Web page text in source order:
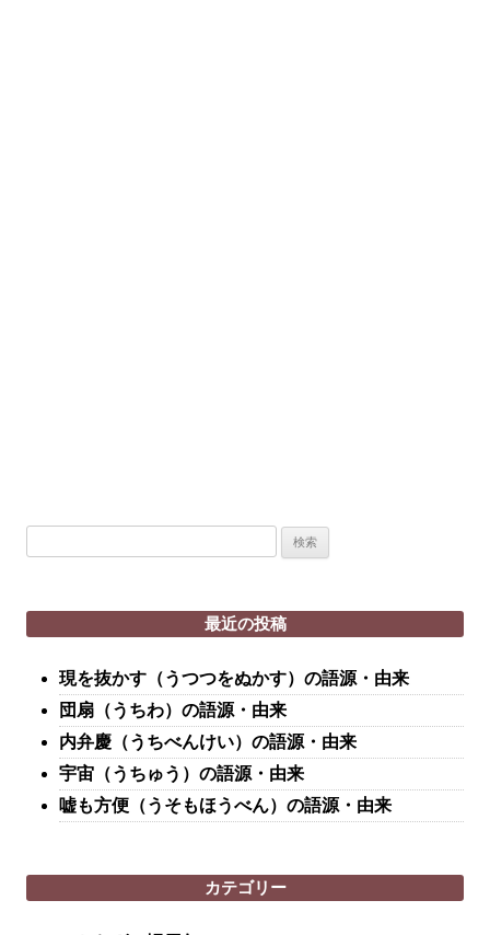
最近の投稿
現を抜かす（うつつをぬかす）の語源・由来
団扇（うちわ）の語源・由来
内弁慶（うちべんけい）の語源・由来
宇宙（うちゅう）の語源・由来
嘘も方便（うそもほうべん）の語源・由来
カテゴリー